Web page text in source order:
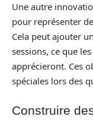
Une autre
pour représenter
Cela peut ajouter
sessions, ce que
apprécieront. Ces
spéciales lors des
Construire